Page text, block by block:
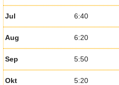
Jul 6:40
Aug 6:20
Sep 5:50
Okt 5:20